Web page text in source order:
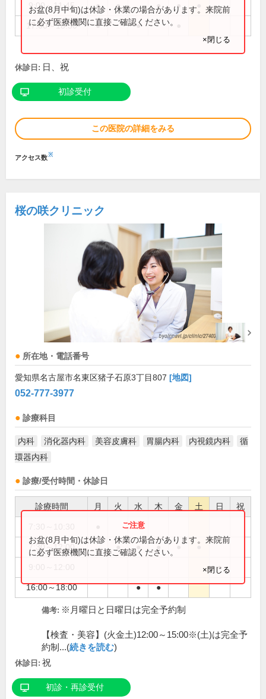
9:00～11:45 ● ● ● ●
17:00～18:30 ● ●
お盆(8月中旬)は休診・休業の場合があります。来院前
に必ず医療機関に直接ご確認ください。
×閉じる
休診日: 日、祝
初診受付
この医院の詳細をみる
アクセス数※
桜の咲クリニック
所在地・電話番号
愛知県名古屋市名東区猪子石原3丁目807 [地図]
052-777-3977
診療科目
内科 消化器内科 美容皮膚科 胃腸内科 内視鏡内科
循
環器内科
診療/受付時間・休診日
診療時間 月 火 水 木 金 土 日 祝
7:30～12:00 ● ● ● ● ●
●
16:00～18:00 ● ●
お盆(8月中旬)は休診・休業の場合があります。来院前
に必ず医療機関に直接ご確認ください。
×閉じる
備考: ※月曜日と日曜日は完全予約制
【検査・美容】(火金土)12:00～15:00※(土)は完全予
約制...(続きを読む)
休診日: 祝
初診・再診受付